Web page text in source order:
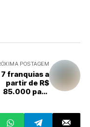
POSTAGEM
7 franquias a
partir de R$
85.000 para
mercado pet